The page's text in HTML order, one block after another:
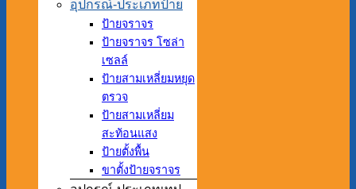
อุปกรณ์-ประเภทป้าย
ป้ายจราจร
ป้ายจราจร โซล่า
เซลล์
ป้ายสามเหลี่ยมหยุด
ตรวจ
ป้ายสามเหลี่ยม
สะท้อนแสง
ป้ายตั้งพื้น
ขาตั้งป้ายจราจร